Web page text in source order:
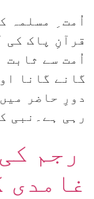
اُمت ِ مسلمہ
قرآنِ پاک کی
اُمت سے ثابت
گانے گانا
دورِ حاضر
رہی ہے۔نبی
رجم
غامدی